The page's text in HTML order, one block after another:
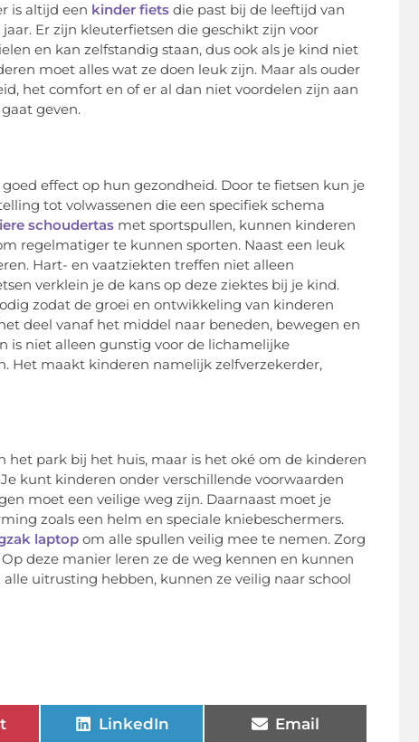
is altijd een kinder fiets die past bij de leeftijd van
Er zijn kleuterfietsen die geschikt zijn voor
en kan zelfstandig staan, dus ook als je kind niet
moet alles wat ze doen leuk zijn. Maar als ouder
het comfort en of er al dan niet voordelen zijn aan
geven.
effect op hun gezondheid. Door te fietsen kun je
tot volwassenen die een specifiek schema
schoudertas met sportspullen, kunnen kinderen
regelmatiger te kunnen sporten. Naast een leuk
Hart- en vaatziekten treffen niet alleen
verklein je de kans op deze ziektes bij je kind.
zodat de groei en ontwikkeling van kinderen
deel vanaf het middel naar beneden, bewegen en
is niet alleen gunstig voor de lichamelijke
Het maakt kinderen namelijk zelfverzekerder,
het park bij het huis, maar is het oké om de kinderen
kunt kinderen onder verschillende voorwaarden
moet een veilige weg zijn. Daarnaast moet je
zoals een helm en speciale kniebeschermers.
laptop om alle spullen veilig mee te nemen. Zorg
deze manier leren ze de weg kennen en kunnen
uitrusting hebben, kunnen ze veilig naar school
LinkedIn Email